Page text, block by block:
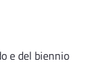
e del biennio